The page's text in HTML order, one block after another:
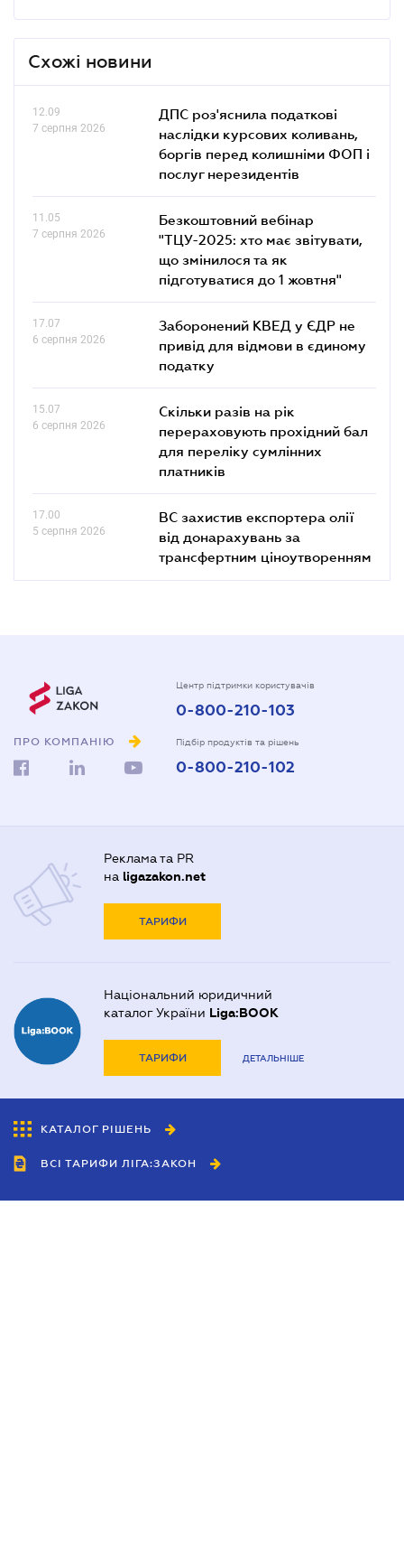
Схожі новини
12.09
7 серпня 2026
ДПС роз'яснила податкові
наслідки курсових коливань,
боргів перед колишніми ФОП і
послуг нерезидентів
11.05
7 серпня 2026
Безкоштовний вебінар
"ТЦУ-2025: хто має звітувати,
що змінилося та як
підготуватися до 1 жовтня"
17.07
6 серпня 2026
Заборонений КВЕД у ЄДР не
привід для відмови в єдиному
податку
15.07
6 серпня 2026
Скільки разів на рік
перераховують прохідний бал
для переліку сумлінних
платників
17.00
5 серпня 2026
ВС захистив експортера олії
від донарахувань за
трансфертним ціноутворенням
ПРО КОМПАНІЮ
Центр підтримки користувачів
0-800-210-103
Підбір продуктів та рішень
0-800-210-102
Реклама та PR
на ligazakon.net
ТАРИФИ
Національний юридичний
каталог України Liga:BOOK
ТАРИФИ ДЕТАЛЬНІШЕ
КАТАЛОГ РІШЕНЬ
ВСІ ТАРИФИ ЛІГА:ЗАКОН